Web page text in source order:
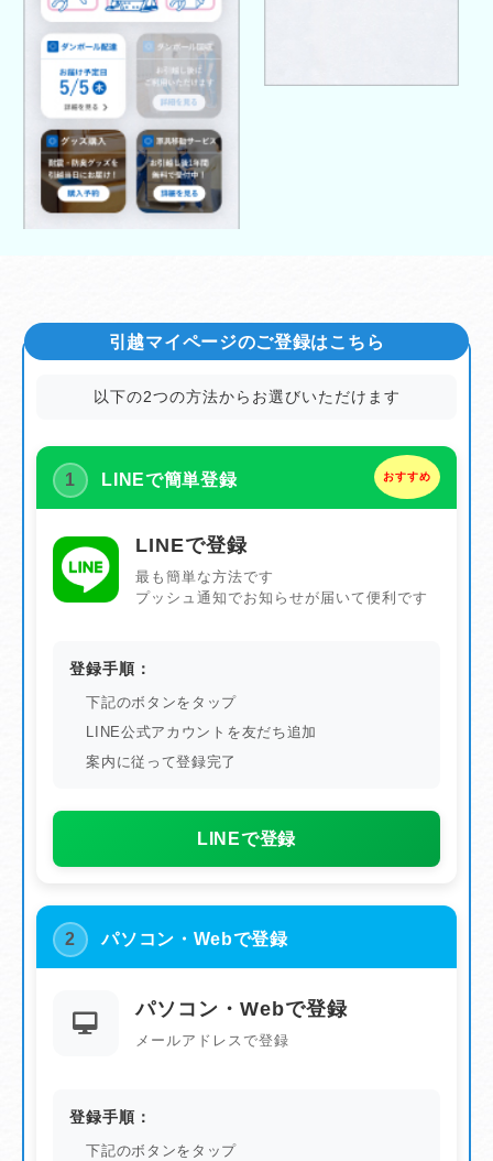
引越マイページのご登録はこちら
以下の2つの方法からお選びいただけます
おすすめ
1 LINEで簡単登録
LINEで登録
最も簡単な方法です
プッシュ通知でお知らせが届いて便利です
登録手順：
下記のボタンをタップ
LINE公式アカウントを友だち追加
案内に従って登録完了
LINEで登録
2 パソコン・Webで登録
パソコン・Webで登録
メールアドレスで登録
登録手順：
下記のボタンをタップ